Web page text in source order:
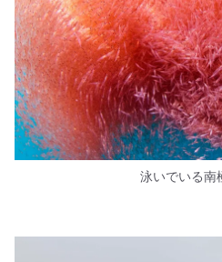
泳いでいる南